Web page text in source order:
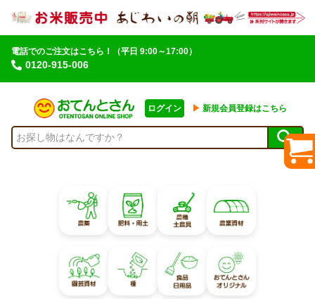
電話でのご注文はこちら！
0120-915-006
（平日 9:00～17:00）
ログイン ▶︎ 新規会員登録はこちら